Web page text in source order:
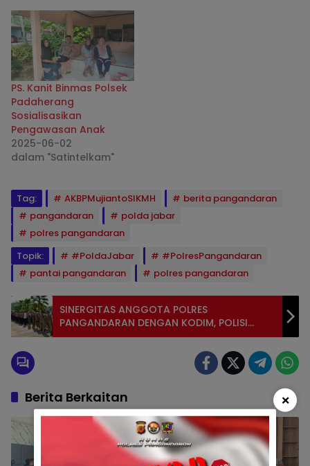
PS. Kanit Binmas Polsek
Padaherang
Sosialisasikan
Pengawasan Anak
2025-06-02
dalam "Satintelkam"
Tag: AKBPMujiantoSIKMH
berita pangandaran
pangandaran
polda jabar
polres pangandaran
Topik:
#PoldaJabar
#PolresPangandaran
pantai pangandaran
polres pangandaran
SINERGITAS ANGGOTA POLRES
PANGANDARAN DENGAN KODIM, POLISI
MILITER, SATPOL PP, DAN DISHUB DALAM
MENJAGA KEAMANAN KABUPATEN
Berita Berkaitan ×